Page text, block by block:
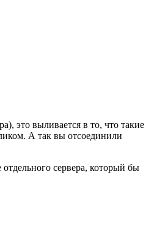
это выливается в то, что такие
А так вы отсоединили
отдельного сервера, который бы